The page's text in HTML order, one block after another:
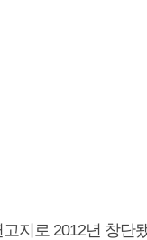
지로 2012년 창단